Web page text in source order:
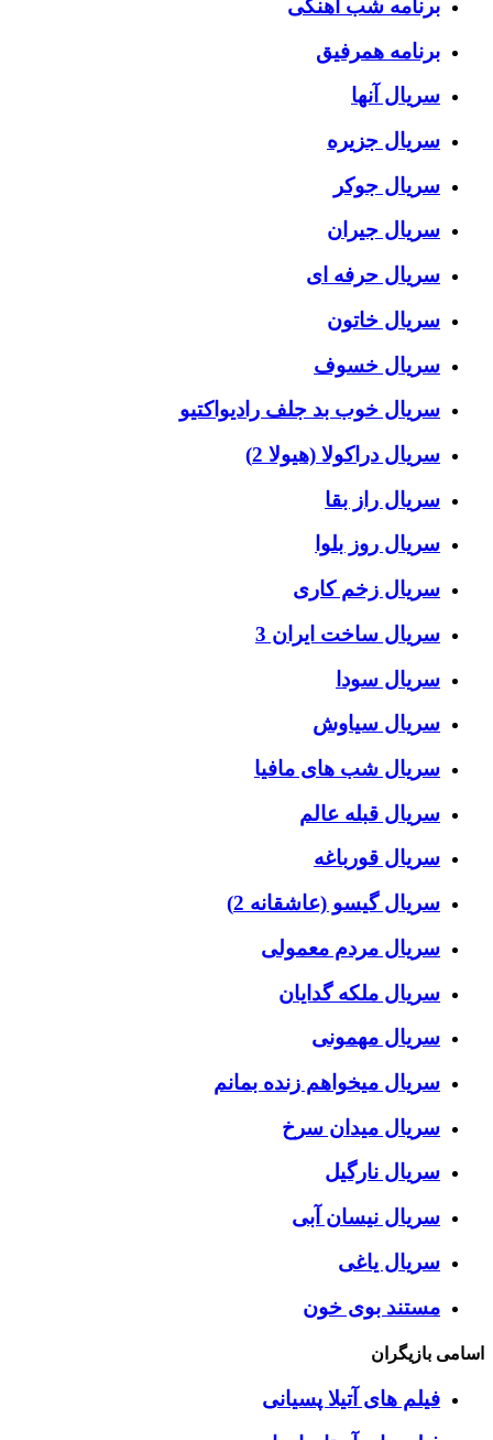
برنامه شب آهنگی
برنامه همرفیق
سریال آنها
سریال جزیره
سریال جوکر
سریال جیران
سریال حرفه ای
سریال خاتون
سریال خسوف
سریال خوب بد جلف رادیواکتیو
سریال دراکولا (هیولا 2)
سریال راز بقا
سریال روز بلوا
سریال زخم کاری
سریال ساخت ایران 3
سریال سودا
سریال سیاوش
سریال شب های مافیا
سریال قبله عالم
سریال قورباغه
سریال گیسو (عاشقانه 2)
سریال مردم معمولی
سریال ملکه گدایان
سریال مهمونی
سریال میخواهم زنده بمانم
سریال میدان سرخ
سریال نارگیل
سریال نیسان آبی
سریال یاغی
مستند بوی خون
اسامی بازیگران
فیلم های آتیلا پسیانی